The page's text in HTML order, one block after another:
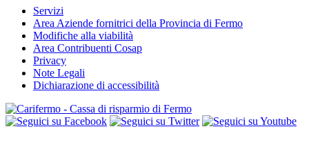
Servizi
Area Aziende fornitrici della Provincia di Fermo
Modifiche alla viabilità
Area Contribuenti Cosap
Privacy
Note Legali
Dichiarazione di accessibilità